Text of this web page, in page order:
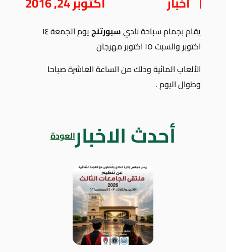
يقام بجمام سباحة ناديسبورتنج
يوم الجمعة ١٤
اكتوبر والسبت ١٥ اكتوبر مهرجان
الألعاب المائية وذلك من الساعة العاشرة صباحا
وطوال اليوم .
أحدث الاخبارالعودة